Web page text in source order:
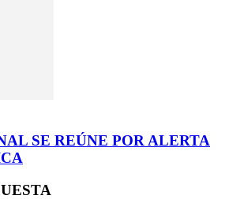
SE REÚNE POR ALERTA